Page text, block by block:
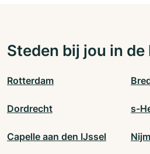
Steden bij jou in
Rotterdam
Dordrecht s-
Capelle aan den IJssel